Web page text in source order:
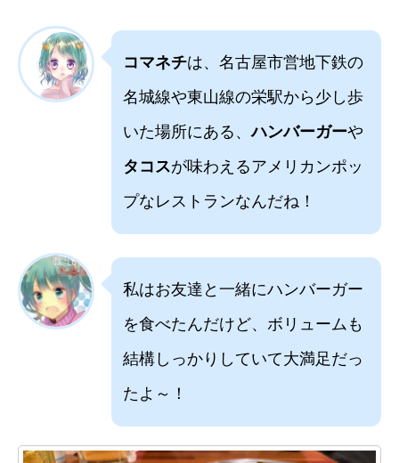
コマネチは、名古屋市営地下鉄の
名城線や東山線の栄駅から少し歩
いた場所にある、ハンバーガーや
タコスが味わえるアメリカンポッ
プなレストランなんだね！
私はお友達と一緒にハンバーガー
を食べたんだけど、ボリュームも
結構しっかりしていて大満足だっ
たよ～！